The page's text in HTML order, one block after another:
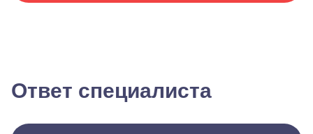
Ответ специалиста